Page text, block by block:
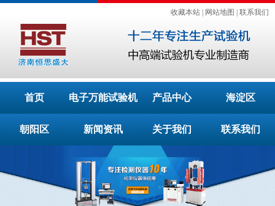
收藏本站 网站地图 联系我们
首页 电子万能试验机 产品中心 海淀区
朝阳区 新闻资讯 关于我们 联系我们